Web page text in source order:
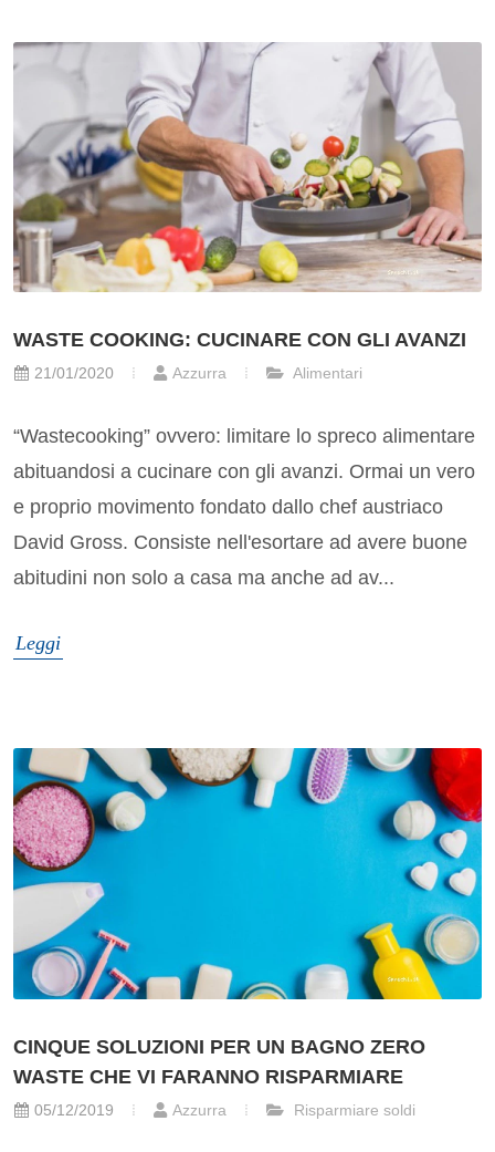
WASTE COOKING: CUCINARE CON GLI AVANZI
21/01/2020 Azzurra Alimentari
“Wastecooking” ovvero: limitare lo spreco alimentare
abituandosi a cucinare con gli avanzi. Ormai un vero
e proprio movimento fondato dallo chef austriaco
David Gross. Consiste nell'esortare ad avere buone
abitudini non solo a casa ma anche ad av...
Leggi
CINQUE SOLUZIONI PER UN BAGNO ZERO
WASTE CHE VI FARANNO RISPARMIARE
05/12/2019 Azzurra Risparmiare soldi